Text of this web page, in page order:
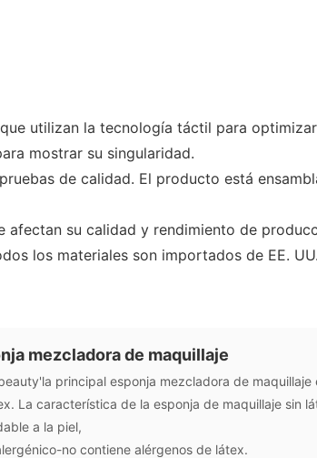
utilizan la tecnología táctil para
mostrar su singularidad.
de calidad. El producto está
su calidad y rendimiento de
los materiales son importados de EE.
mezcladora de maquillaje
principal esponja mezcladora de maquillaje
La característica de la esponja de maquillaje sin
a la piel,
no contiene alérgenos de látex.